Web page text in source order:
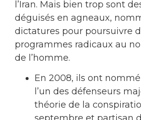
l’Iran. Mais bien trop sont
déguisés en agneaux,
dictatures pour poursuivre
programmes radicaux au
de l’homme.
En 2008, ils ont
l’un des défenseurs
théorie de la